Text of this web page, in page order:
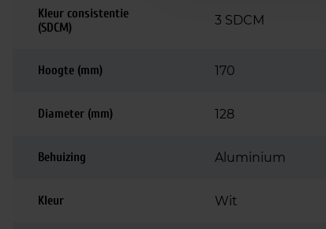
Kleur consistentie
(SDCM)
3 SDCM
Hoogte (mm) 170
Diameter (mm) 128
Behuizing Aluminium
Kleur Wit